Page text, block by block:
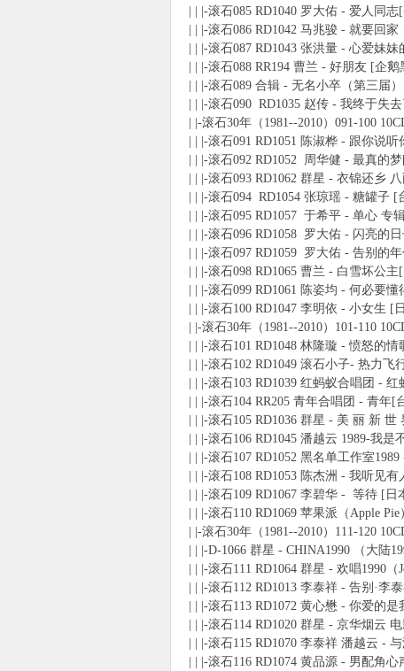
| | |-滚石085 RD1040 罗大佑 - 爱人同
| | |-滚石086 RD1042 马兆骏 - 就要回
| | |-滚石087 RD1043 张洪量 - 心爱妹
| | |-滚石088 RR194 曹兰 - 好朋友 [企
| | |-滚石089 合辑 - 无名小卒（第三届
| | |-滚石090 RD1035 赵传 - 我终于失
| |-滚石30年（1981--2010）091-100
| | |-滚石091 RD1051 陈淑桦 - 跟你说
| | |-滚石092 RD1052 周华健 - 最真的
| | |-滚石093 RD1062 群星 - 衣锦还乡
| | |-滚石094 RD1054 张琼瑶 - 糖罐子 [
| | |-滚石095 RD1057 于希平 - 单心 专
| | |-滚石096 RD1058 罗大佑 - 闪亮的
| | |-滚石097 RD1059 罗大佑 - 告别的
| | |-滚石098 RD1065 曹兰 - 白雪坏公
| | |-滚石099 RD1061 陈姿均 - 何必要
| | |-滚石100 RD1047 李明依 - 小女生 [
| |-滚石30年（1981--2010）101-110
| | |-滚石101 RD1048 林隆璇 - 愤怒的
| | |-滚石102 RD1049 滚石小子- 热力
| | |-滚石103 RD1039 红蚂蚁合唱团 -
| | |-滚石104 RR205 青年合唱团 - 青年
| | |-滚石105 RD1036 群星 - 美 丽 新
| | |-滚石106 RD1045 潘越云 1989-我
| | |-滚石107 RD1052 黑名单工作室
| | |-滚石108 RD1053 陈杰洲 - 我听见
| | |-滚石109 RD1067 李碧华 - 等待 [日
| | |-滚石110 RD1069 苹果派（Apple
| |-滚石30年（1981--2010）111-120
| | |-D-1066 群星 - CHINA1990 （大陆
| | |-滚石111 RD1064 群星 - 欢唱1990
| | |-滚石112 RD1013 李泰祥 - 告别·李
| | |-滚石113 RD1072 黄心懋 - 你爱的
| | |-滚石114 RD1020 群星 - 京华烟云
| | |-滚石115 RD1070 李泰祥 潘越云 -
| | |-滚石116 RD1074 黄品源 - 男配角